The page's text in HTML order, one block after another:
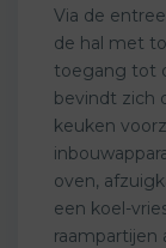
Via de
de hal met
toegang tot
bevindt zich
keuken
oven,
een koel-
raampartijen